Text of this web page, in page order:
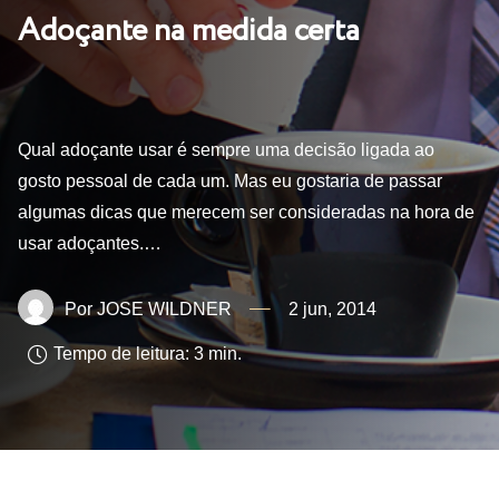
Adoçante na medida certa
Qual adoçante usar é sempre uma decisão ligada ao
gosto pessoal de cada um. Mas eu gostaria de passar
algumas dicas que merecem ser consideradas na hora de
usar adoçantes.…
JOSE WILDNER 2 jun, 2014
Tempo de leitura: 3 min.